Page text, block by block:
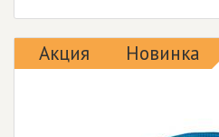
Акция Новинка